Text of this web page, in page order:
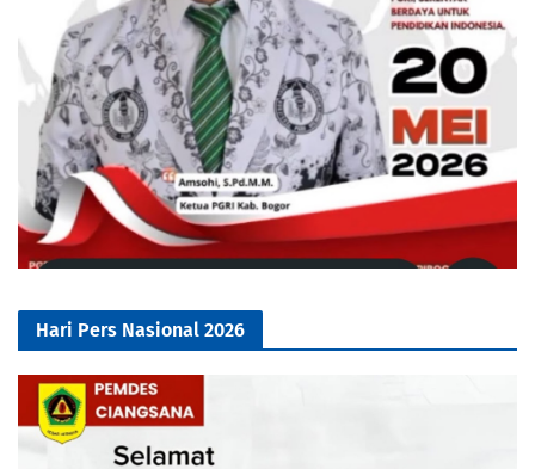
Hari Pers Nasional 2026